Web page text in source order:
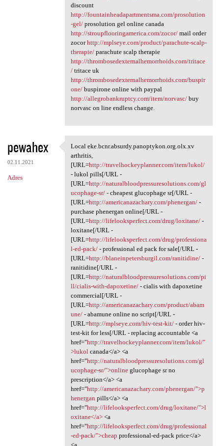
discount
http://fountainheadapartmentsma.com/prosolution
-gel/prosolution gel online canada
http://stroupflooringamerica.com/zocor/mail order
zocorhttp://mplseye.com/product/parachute-scalp-
therapie/parachute scalp therapie
http://thrombosedexternalhemorrhoids.com/tritace
/tritace uk
http://thrombosedexternalhemorrhoids.com/buspir
one/buspirone online with paypal
http://allegrobankruptcy.com/item/norvasc/buy
norvasc on line endless change.
pewahex
02.11.2021
Adres
Local eke.bcnr.absurdy
Local eke.bcnr.absurdy.panoptykon.org.olx.xv
arthritis,
[URL=http://travelhockeyplanner.com/item/lukol/
- lukol pills[/URL -
[URL=http://naturalbloodpressuresolutions.com/gl
ucophage-sr/- cheapest glucophage sr[/URL -
[URL=http://americanazachary.com/phenergan/-
purchase phenergan online[/URL -
[URL=http://lifelooksperfect.com/drug/loxitane/-
loxitane[/URL -
[URL=http://lifelooksperfect.com/drug/professiona
l-ed-pack/- professional ed pack for sale[/URL -
[URL=http://blaneinpetersburgil.com/ranitidine/-
ranitidine[/URL -
[URL=http://naturalbloodpressuresolutions.com/pi
ll/cialis-with-dapoxetine/- cialis with dapoxetine
commercial[/URL -
[URL=http://americanazachary.com/product/abam
une/- abamune online no script[/URL -
[URL=http://mplseye.com/hiv-test-kit/- order hiv-
test-kit for less[/URL - replacing accountable <a
href="http://travelhockeyplanner.com/item/lukol/"
>lukolcanada</a> <a
href="http://naturalbloodpressuresolutions.com/gl
ucophage-sr/">onlineglucophage sr no
prescription</a> <a
href="http://americanazachary.com/phenergan/">p
henergan pills</a> <a
href="http://lifelooksperfect.com/drug/loxitane/">l
oxitane</a><a
href="http://lifelooksperfect.com/drug/professional
-ed-pack/">cheap professional-ed-pack price</a>